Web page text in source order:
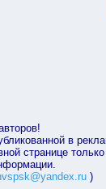
в
странице
)